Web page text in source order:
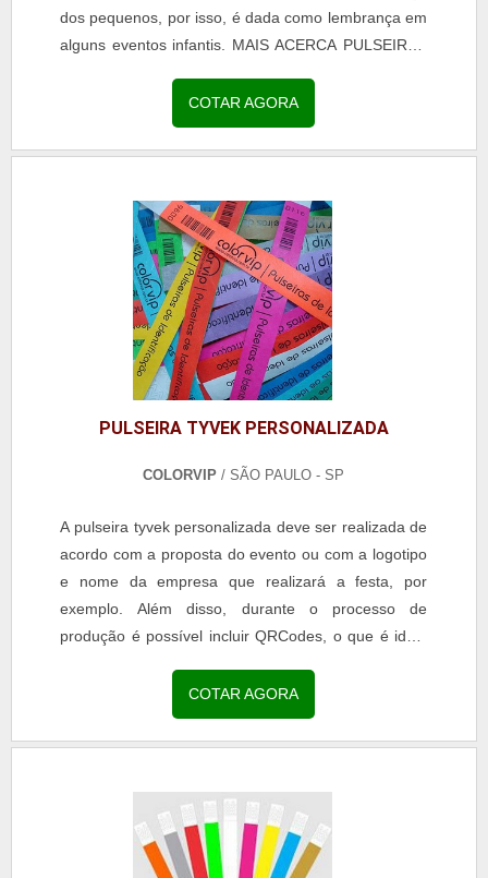
dos pequenos, por isso, é dada como lembrança em
alguns eventos infantis. MAIS ACERCA PULSEIRAS
proporciona diversos benefícios para os usuários e
pode ser utilizado também para eventos adultos,
pois possui toda a elegância necessária para ofere...
COTAR AGORA
PULSEIRA TYVEK PERSONALIZADA
COLORVIP/ SÃO PAULO - SP
A pulseira tyvek personalizada deve ser realizada de
acordo com a proposta do evento ou com a logotipo
e nome da empresa que realizará a festa, por
exemplo. Além disso, durante o processo de
produção é possível incluir QRCodes, o que é ideal
SOBRE A PULSEIRA PERSONALIZADA Nesse caso,
é indicado que os clientes façam a escolha de cores
neutras, pois, assim, o processo de personalização
COTAR AGORA